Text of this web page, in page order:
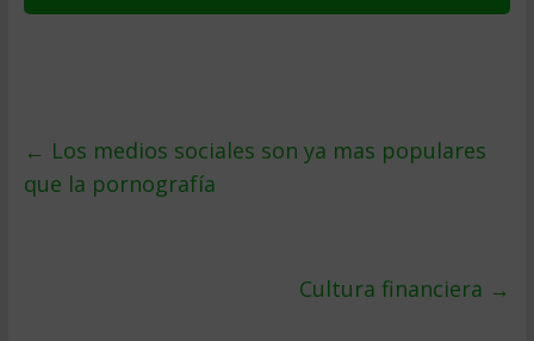
← Los medios sociales son ya mas populares
que la pornografía
Cultura financiera →